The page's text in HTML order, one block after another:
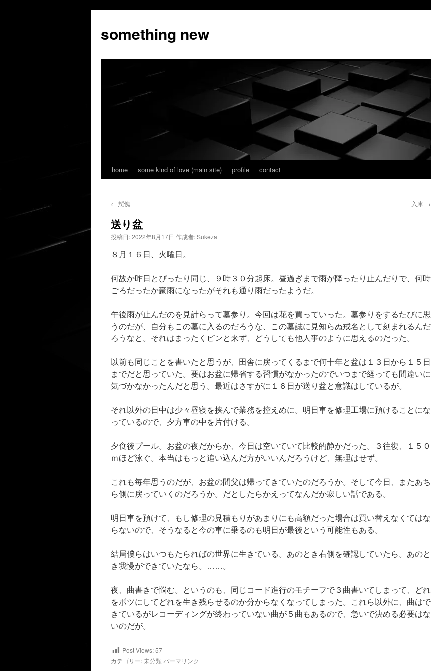
テ
ン
へ
something new
home some kind of love (main site) profile contact
← 慙愧 入庫 →
送り盆
投稿日:2022年8月17日 作成者:Sukeza
８月１６日、火曜日。
何故か昨日とぴったり同じ、９時３０分起床。昼過ぎまで雨が降ったり止んだりで、何時
ごろだったか豪雨になったがそれも通り雨だったようだ。
午後雨が止んだのを見計らって墓参り。今回は花を買っていった。墓参りをするたびに思
うのだが、自分もこの墓に入るのだろうな、この墓誌に見知らぬ戒名として刻まれるんだ
ろうなと。それはまったくピンと来ず、どうしても他人事のように思えるのだった。
以前も同じことを書いたと思うが、田舎に戻ってくるまで何十年と盆は１３日から１５日
までだと思っていた。要はお盆に帰省する習慣がなかったのでいつまで経っても間違いに
気づかなかったんだと思う。最近はさすがに１６日が送り盆と意識はしているが。
それ以外の日中は少々昼寝を挟んで業務を控えめに。明日車を修理工場に預けることにな
っているので、夕方車の中を片付ける。
夕食後プール。お盆の夜だからか、今日は空いていて比較的静かだった。３往復、１５０
ｍほど泳ぐ。本当はもっと追い込んだ方がいいんだろうけど、無理はせず。
これも毎年思うのだが、お盆の間父は帰ってきていたのだろうか。そして今日、またあち
ら側に戻っていくのだろうか。だとしたらかえってなんだか寂しい話である。
明日車を預けて、もし修理の見積もりがあまりにも高額だった場合は買い替えなくてはな
らないので、そうなると今の車に乗るのも明日が最後という可能性もある。
結局僕らはいつもたらればの世界に生きている。あのとき右側を確認していたら。あのと
き我慢ができていたなら。……。
夜、曲書きで悩む。というのも、同じコード進行のモチーフで３曲書いてしまって、どれ
をボツにしてどれを生き残らせるのか分からなくなってしまった。これら以外に、曲はで
きているがレコーディングが終わっていない曲が５曲もあるので、急いで決める必要はな
いのだが。
Post Views:57
カテゴリー:未分類 パーマリンク